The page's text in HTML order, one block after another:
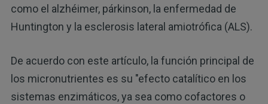
como el alzhéimer, párkinson, la enfermedad de
Huntington y la esclerosis lateral amiotrófica (ALS).
De acuerdo con este artículo, la función principal de
los micronutrientes es su "efecto catalítico en los
sistemas enzimáticos, ya sea como cofactores o